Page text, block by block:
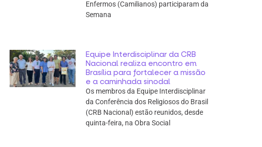
Enfermos (Camilianos) participaram da
Semana
Equipe Interdisciplinar da CRB
Nacional realiza encontro em
Brasília para fortalecer a missão
e a caminhada sinodal
Os membros da Equipe Interdisciplinar
da Conferência dos Religiosos do Brasil
(CRB Nacional) estão reunidos, desde
quinta-feira, na Obra Social